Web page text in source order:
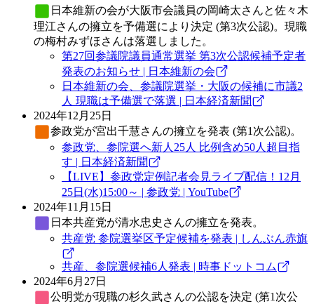
日本維新の会が大阪市会議員の岡崎太さんと佐々木
理江さんの擁立を予備選により決定 (第3次公認)。現職
の梅村みずほさんは落選しました。
第27回参議院議員通常選挙 第3次公認候補予定者
発表のお知らせ | 日本維新の会
日本維新の会、参議院選挙・大阪の候補に市議2
人 現職は予備選で落選 | 日本経済新聞
2024年12月25日
参政党が宮出千慧さんの擁立を発表 (第1次公認)。
参政党、参院選へ新人25人 比例含め50人超目指
す | 日本経済新聞
【LIVE】参政党定例記者会見ライブ配信！12月
25日(水)15:00～ | 参政党 | YouTube
2024年11月15日
日本共産党が清水忠史さんの擁立を発表。
共産党 参院選挙区予定候補を発表 | しんぶん赤旗
共産、参院選候補6人発表 | 時事ドットコム
2024年6月27日
公明党が現職の杉久武さんの公認を決定 (第1次公